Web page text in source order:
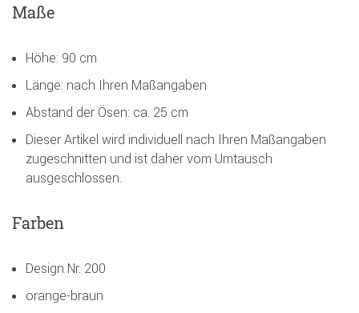
Maße
Höhe: 90 cm
Länge: nach Ihren Maßangaben
Abstand der Ösen: ca. 25 cm
Dieser Artikel wird individuell nach Ihren Maßangaben
zugeschnitten und ist daher vom Umtausch
ausgeschlossen.
Farben
Design Nr. 200
orange-braun